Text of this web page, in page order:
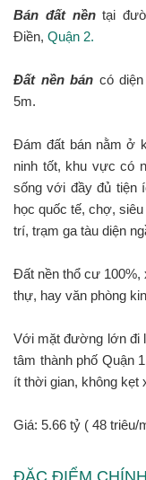
Bán đất nềntại
Điền, Quận 2.
Đất nền bán có
5m.
Đám đất bán nằm ở
ninh tốt, khu vực có
sống với đầy đủ tiện
học quốc tế, chợ,
trí, trạm ga tàu diện
Đất nền thổ cư 100%,
thự, hay văn phòng
Với mặt đường lớn đi
tâm thành phố Quận
ít thời gian, không kẹt
Giá: 5.66 tỷ ( 48 triêu/
ĐẶC ĐIỂM CHÍNH